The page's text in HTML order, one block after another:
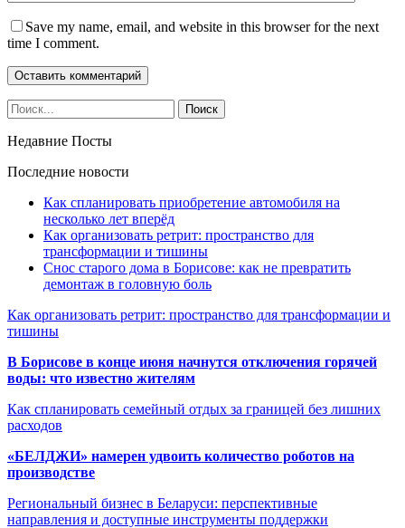
Save my name, email, and website in this browser for the next
time I comment.
Недавние Посты
Последние новости
Как спланировать приобретение автомобиля на
несколько лет вперёд
Как организовать ретрит: пространство для
трансформации и тишины
Снос старого дома в Борисове: как не превратить
демонтаж в головную боль
Как организовать ретрит: пространство для трансформации и
тишины
В Борисове в конце июня начнутся отключения горячей
воды: что известно жителям
Как спланировать семейный отдых за границей без лишних
расходов
«БЕЛДЖИ» намерен удвоить количество роботов на
производстве
Региональный бизнес в Беларуси: перспективные
направления и доступные инструменты поддержки